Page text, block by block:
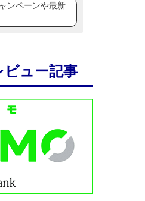
ンペーンや最新
ビュー記事